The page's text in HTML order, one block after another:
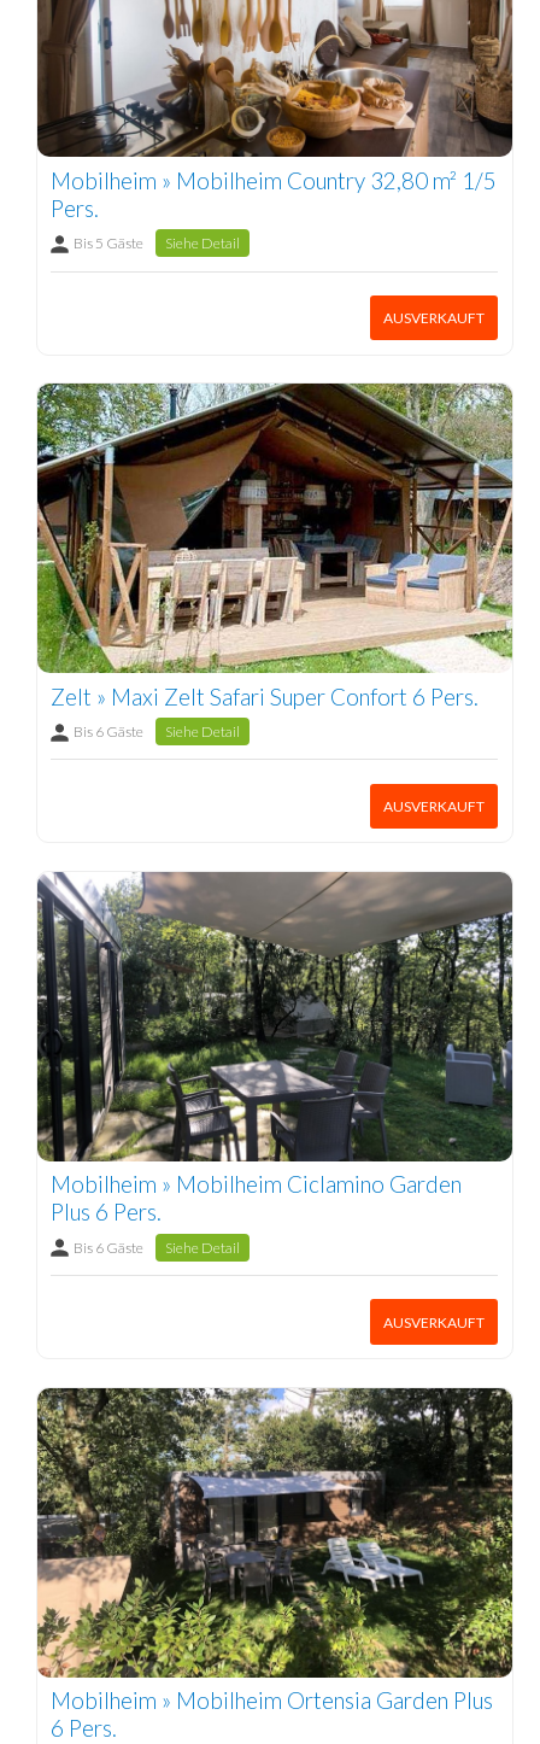
Mobilheim » Mobilheim Country 32,80 m² 1/5
Pers.
Bis 5 Gäste Siehe Detail
AUSVERKAUFT
Zelt » Maxi Zelt Safari Super Confort 6 Pers.
Bis 6 Gäste Siehe Detail
AUSVERKAUFT
Mobilheim » Mobilheim Ciclamino Garden
Plus 6 Pers.
Bis 6 Gäste Siehe Detail
AUSVERKAUFT
Mobilheim » Mobilheim Ortensia Garden Plus
6 Pers.